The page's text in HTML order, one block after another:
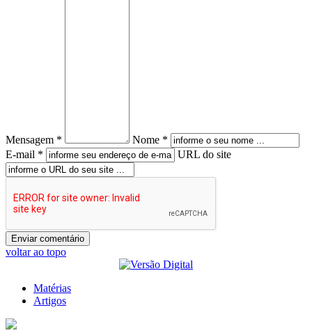
Mensagem *
Nome *
E-mail *
URL do site
voltar ao topo
Matérias
Artigos